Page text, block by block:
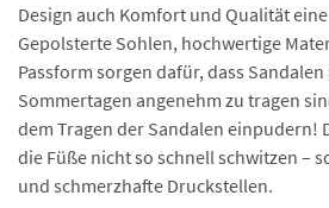
Design auch Komfort und Qualität
Gepolsterte Sohlen, hochwertige
Passform sorgen dafür, dass
Sommertagen angenehm zu tragen
dem Tragen der Sandalen einpudern!
die Füße nicht so schnell schwitzen –
und schmerzhafte Druckstellen.